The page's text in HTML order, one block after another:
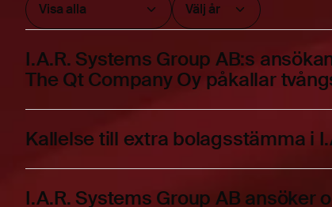
I.A.R. Systems Group AB:s
The Qt Company Oy påkallar
Kallelse till extra bolagsstämma i
I.A.R. Systems Group AB ansöker